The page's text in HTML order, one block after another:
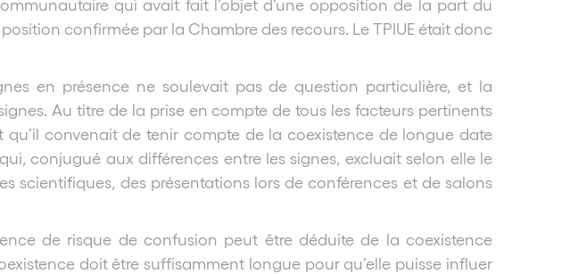
qui avait fait l’objet d’une opposition de la part du
confirmée par la Chambre des recours. Le TPIUE était donc
en présence ne soulevait pas de question particulière, et la
Au titre de la prise en compte de tous les facteurs pertinents
convenait de tenir compte de la coexistence de longue date
conjugué aux différences entre les signes, excluait selon elle le
scientifiques, des présentations lors de conférences et de salons
de risque de confusion peut être déduite de la coexistence
doit être suffisamment longue pour qu’elle puisse influer